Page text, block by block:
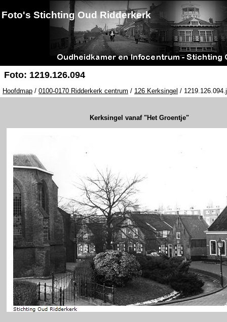
Foto's Stichting Oud Ridderkerk
Foto: 1219.126.094
Hoofdmap / 0100-0170 Ridderkerk centrum / 126 Kerksingel /
Kerksingel vanaf "Het Groentje"